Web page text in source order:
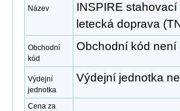
Název
INSPIRE
letecká doprava
Obchodní
kód
Obchodní kód není
Výdejní
jednotka
Výdejní jednotka
Cena za